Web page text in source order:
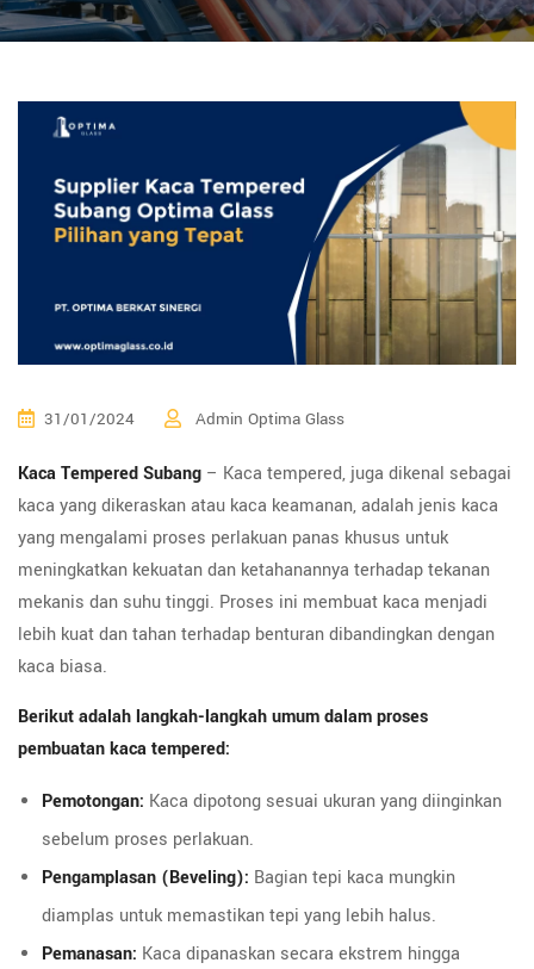
31/01/2024 Admin Optima Glass
Kaca Tempered Subang – Kaca tempered, juga dikenal sebagai
kaca yang dikeraskan atau kaca keamanan, adalah jenis kaca
yang mengalami proses perlakuan panas khusus untuk
meningkatkan kekuatan dan ketahanannya terhadap tekanan
mekanis dan suhu tinggi. Proses ini membuat kaca menjadi
lebih kuat dan tahan terhadap benturan dibandingkan dengan
kaca biasa.
Berikut adalah langkah-langkah umum dalam proses
pembuatan kaca tempered:
Pemotongan: Kaca dipotong sesuai ukuran yang diinginkan
sebelum proses perlakuan.
Pengamplasan (Beveling): Bagian tepi kaca mungkin
diamplas untuk memastikan tepi yang lebih halus.
Pemanasan: Kaca dipanaskan secara ekstrem hingga